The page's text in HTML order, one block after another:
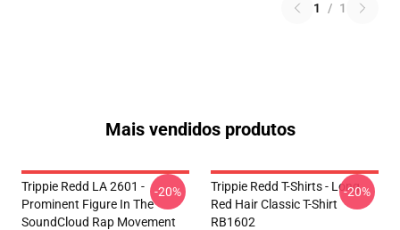
1 / 1
Mais vendidos produtos
Trippie Redd LA 2601 -
Prominent Figure In The
SoundCloud Rap Movement
-20%
Trippie Redd T-Shirts - Long
Red Hair Classic T-Shirt
RB1602
-20%